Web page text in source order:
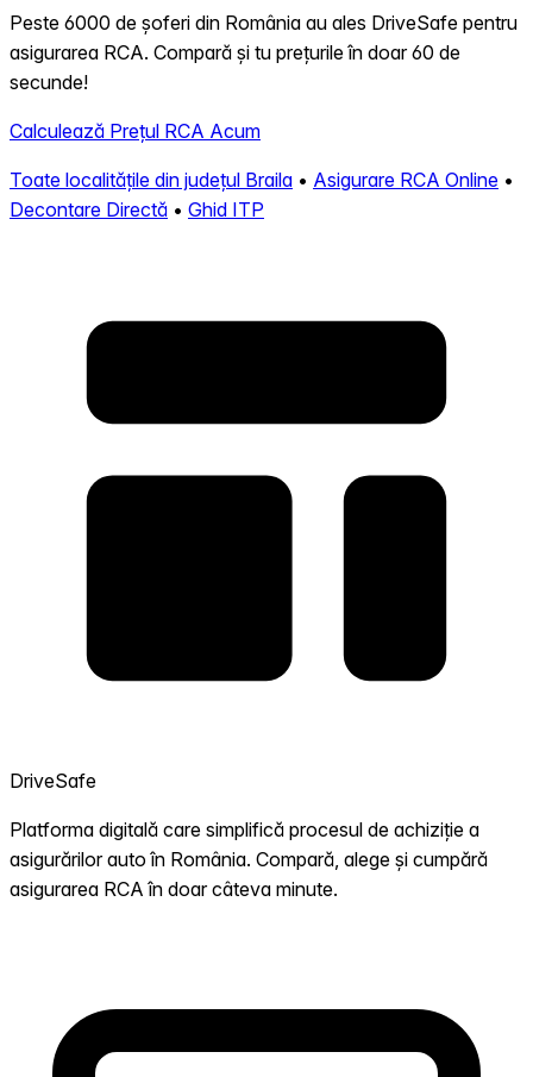
Peste 6000 de șoferi din România au ales DriveSafe pentru
asigurarea RCA. Compară și tu prețurile în doar 60 de
secunde!
Calculează Prețul RCA Acum
Toate localitățile din județul Braila • Asigurare RCA Online •
Decontare Directă • Ghid ITP
DriveSafe
Platforma digitală care simplifică procesul de achiziție a
asigurărilor auto în România. Compară, alege și cumpără
asigurarea RCA în doar câteva minute.